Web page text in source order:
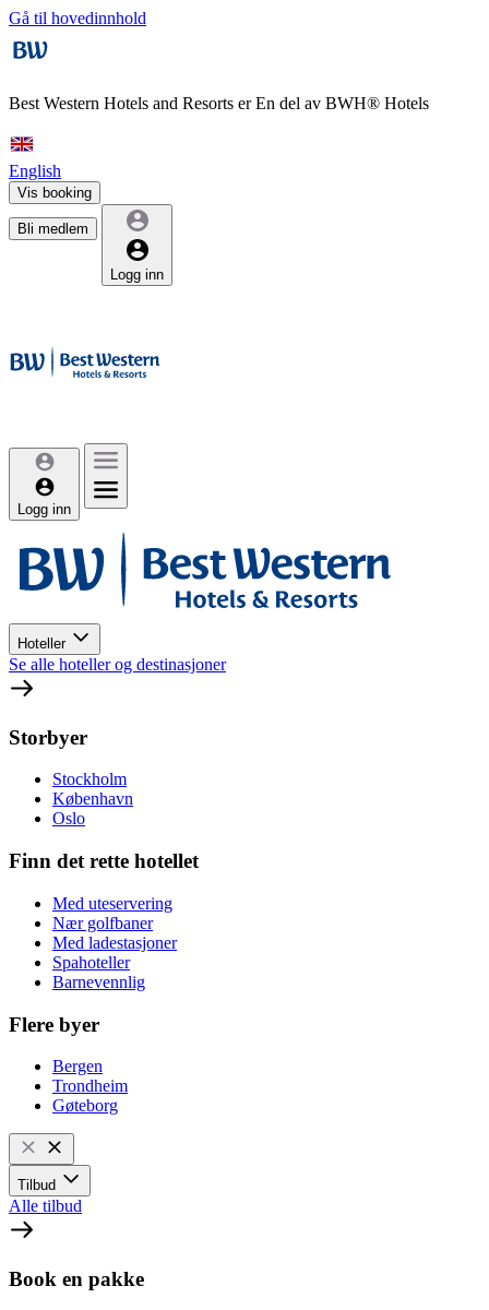
Gå til hovedinnhold
Best Western Hotels and Resorts erEn del av BWH® Hotels
English
Vis booking
Bli medlem
Logg inn
Logg inn
Hoteller
Se alle hoteller og destinasjoner
Storbyer
Stockholm
København
Oslo
Finn det rette hotellet
Med uteservering
Nær golfbaner
Med ladestasjoner
Spahoteller
Barnevennlig
Flere byer
Bergen
Trondheim
Gøteborg
Tilbud
Alle tilbud
Book en pakke